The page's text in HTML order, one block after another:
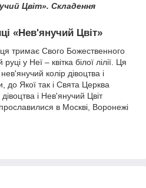
Цвіт». Складення
«Нев'янучий Цвіт»
тримає Свого Божественного
у Неї – квітка білої лілії. Ця
колір дівоцтва і
до Якої так і Свята Церква
і Нев'янучий Цвіт
в Москві, Воронежі